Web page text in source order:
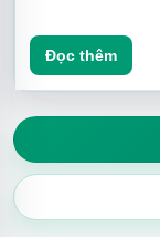
chứng lại
Đọc thêm